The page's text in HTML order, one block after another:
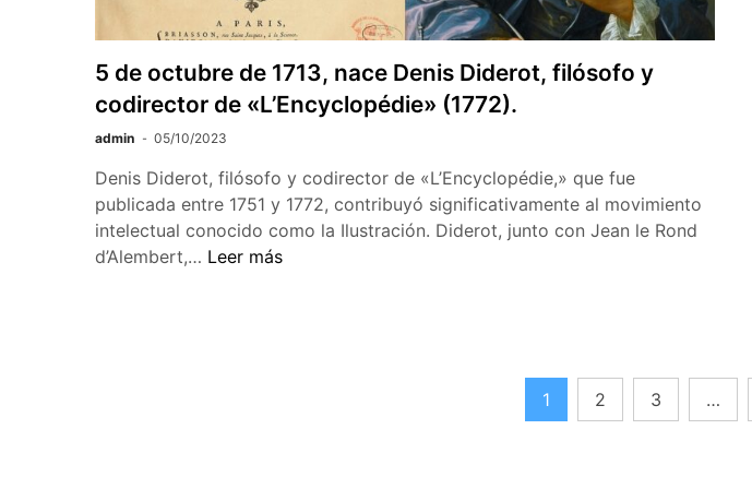
5 de octubre de 1713, nace Denis Diderot, filósofo y
codirector de «L’Encyclopédie» (1772).
admin 05/10/2023
Denis Diderot, filósofo y codirector de «L’Encyclopédie,» que fue
publicada entre 1751 y 1772, contribuyó significativamente al movimiento
intelectual conocido como la Ilustración. Diderot, junto con Jean le Rond
d’Alembert,… 5Leer más
1 2 3 …